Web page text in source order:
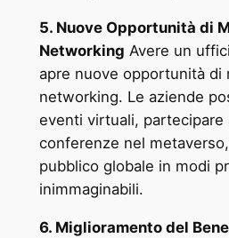
5. Nuove Opportunità di
Networking Avere un
apre nuove opportunità di
networking. Le aziende
eventi virtuali, partecipare
conferenze nel
pubblico globale in modi
inimmaginabili.
6. Miglioramento del